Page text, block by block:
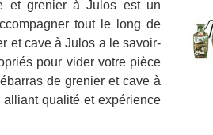
et grenier à Julos est un
tout le long de
et cave à Julos a le savoir-
pour vider votre pièce
de grenier et cave à
qualité et expérience